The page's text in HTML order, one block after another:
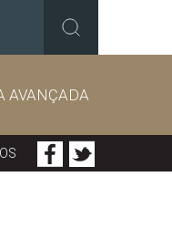
AVANÇADA